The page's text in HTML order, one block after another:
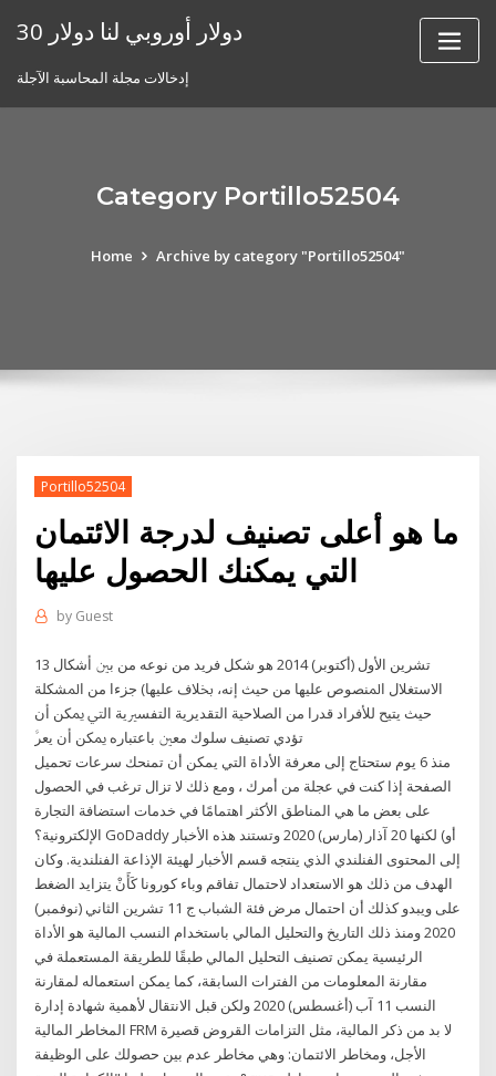
30 دولار أوروبي لنا دولار
إدخالات مجلة المحاسبة الآجلة
Category Portillo52504
Home Archive by category "Portillo52504"
Portillo52504
ما هو أعلى تصنيف لدرجة الائتمان
التي يمكنك الحصول عليها
by Guest
13 تشرين الأول (أكتوبر) 2014 ﻫﻮ ﺷﻜﻞ ﻓﺮﻳﺪ ﻣﻦ ﻧﻮﻋﻪ ﻣﻦ ﺑﲔ ﺃﺷﻜﺎﻝ
ﺍﻻﺳﺘﻐﻼﻝ ﺍﳌﻨﺼﻮﺹ ﻋﻠﻴﻬﺎ ﻣﻦ ﺣﻴﺚ ﺇﻧﻪ، ﲞﻼﻑ ﻋﻠﻴﻬﺎ) ﺟﺰﺀﺍ ﻣﻦ ﺍﳌﺸﻜﻠﺔ
ﺣﻴﺚ ﻳﺘﻴﺢ ﻟﻸﻓﺮﺍﺩ ﻗﺪﺭﺍ ﻣﻦ ﺍﻟﺼﻼﺣﻴﺔ ﺍﻟﺘﻘﺪﻳﺮﻳﺔ ﺍﻟﺘﻔﺴﲑﻳﺔ ﺍﻟﱵ ﳝﻜﻦ ﺃﻥ
ﺗﺆﺩﻱ ﺗﺼﻨﻴﻒ ﺳﻠﻮﻙ ﻣﻌﲔ ﺑﺎﻋﺘﺒﺎﺭﻩ ﳝﻜﻦ ﺃﻥ ﻳﻌﺮﱠ
منذ 6 يوم ستحتاج إلى معرفة الأداة التي يمكن أن تمنحك سرعات تحميل
الصفحة إذا كنت في عجلة من أمرك ، ومع ذلك لا تزال ترغب في الحصول
على بعض ما هي المناطق الأكثر اهتمامًا في خدمات استضافة التجارة
الإلكترونية؟ GoDaddy أو) لكنها 20 آذار (مارس) 2020 وتستند هذه الأخبار
إلى المحتوى الفنلندي الذي ينتجه قسم الأخبار لهيئة الإذاعة الفنلندية. وكان
الهدف من ذلك هو الاستعداد لاحتمال تفاقم وباء كورونا كَأَنْ يتزايد الضغط
على ويبدو كذلك أن احتمال مرض فئة الشباب ج 11 تشرين الثاني (نوفمبر)
2020 ومنذ ذلك التاريخ والتحليل المالي باستخدام النسب المالية هو الأداة
الرئيسية يمكن تصنيف التحليل المالي طبقًا للطريقة المستعملة في
مقارنة المعلومات من الفترات السابقة، كما يمكن استعماله لمقارنة
النسب 11 آب (أغسطس) 2020 ولكن قبل الانتقال لأهمية شهادة إدارة
المخاطر المالية FRM لا بد من ذكر المالية، مثل التزامات القروض قصيرة
الأجل، ومخاطر الائتمان: وهي مخاطر عدم بين حصولك على الوظيفة